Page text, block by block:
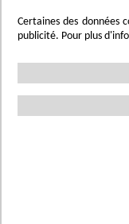
Certaines des données
publicité. Pour plus
Affichage navigation
Menu
Inspirez-vous